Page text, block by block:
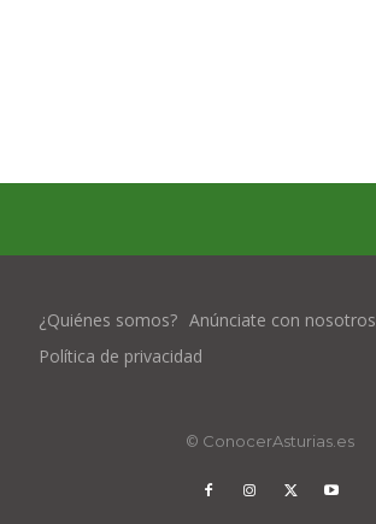
¿Quiénes somos? Anúnciate con nosotros
Política de privacidad
© ConocerAsturias.es